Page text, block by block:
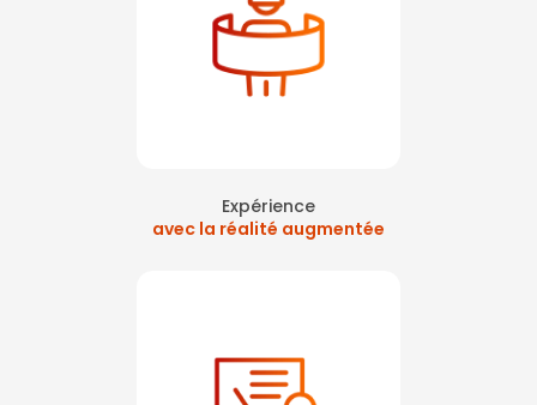
Expérience
avec la réalité augmentée